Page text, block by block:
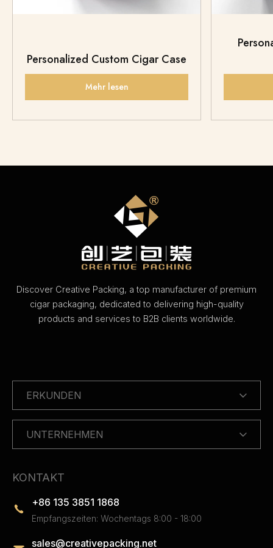
Personalized Custom Cigar Case
Mehr lesen
Discover Creative Packing, a top manufacturer of premium
cigar packaging, dedicated to delivering high-quality
products and services to B2B clients worldwide.
ERKUNDEN
UNTERNEHMEN
KONTAKT
+86 135 3851 1868
Empfangszeiten: Wochentags 8:00 - 18:00
sales@creativepacking.net